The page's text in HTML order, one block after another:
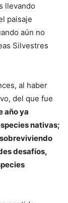
llevando
paisaje
aún no
Silvestres
al haber
del que fue
año ya
nativas;
desafíos,